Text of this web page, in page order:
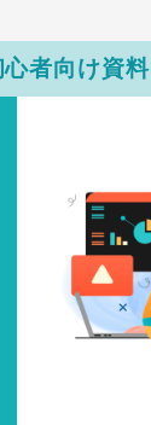
者向け資料